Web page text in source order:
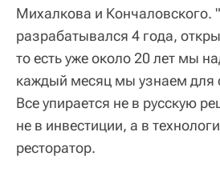
Михалкова и Кончаловского.
разрабатывался 4 года,
то есть уже около 20 лет мы
каждый месяц мы узнаем для
Все упирается не в русскую
не в инвестиции, а в
ресторатор.